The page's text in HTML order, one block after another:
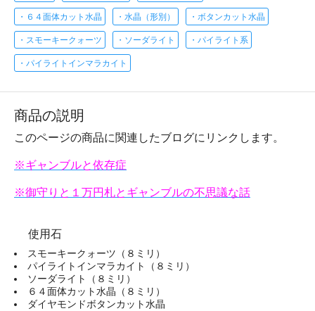
・６４面体カット水晶 ・水晶（形別） ・ボタンカット水晶
・スモーキークォーツ ・ソーダライト ・パイライト系
・パイライトインマラカイト
商品の説明
このページの商品に関連したブログにリンクします。
※ギャンブルと依存症
※御守りと１万円札とギャンブルの不思議な話
使用石
スモーキークォーツ（８ミリ）
パイライトインマラカイト（８ミリ）
ソーダライト（８ミリ）
６４面体カット水晶（８ミリ）
ダイヤモンドボタンカット水晶